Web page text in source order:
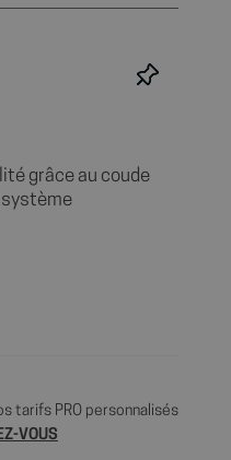
grâce au coude
système
tarifs PRO personnalisés
VOUS